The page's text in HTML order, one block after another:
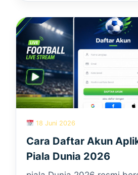
18 Juni 2026
Cara Daftar Akun
Piala Dunia 2026